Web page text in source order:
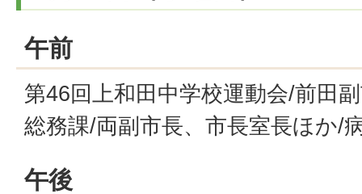
午前
第46回上和田中学校運動会/前田
総務課/両副市長、市長室長ほか/
午後